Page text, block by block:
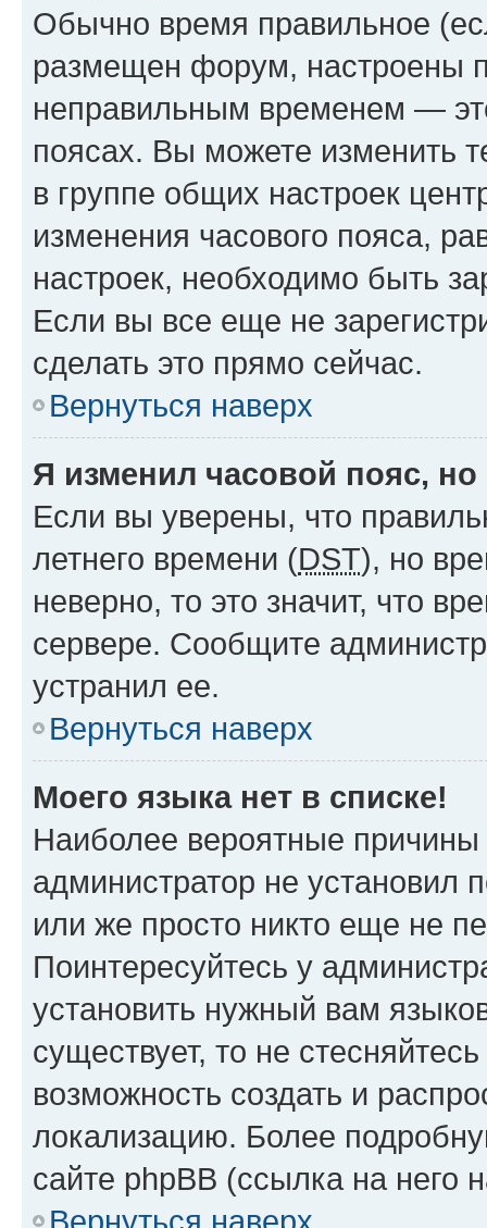
Обычно время правильное
размещен форум, настроены
неправильным временем —
поясах. Вы можете изменить
в группе общих настроек
изменения часового пояса,
настроек, необходимо быть
Если вы все еще не
сделать это прямо сейчас.
Вернуться наверх
Я изменил часовой пояс,
Если вы уверены, что
летнего времени (DST), но
неверно, то это значит, что
сервере. Сообщите
устранил ее.
Вернуться наверх
Моего языка нет в списке!
Наиболее вероятные причины
администратор не установил
или же просто никто еще не
Поинтересуйтесь у
установить нужный вам
существует, то не
возможность создать и
локализацию. Более
сайте phpBB (ссылка на него
Вернуться наверх